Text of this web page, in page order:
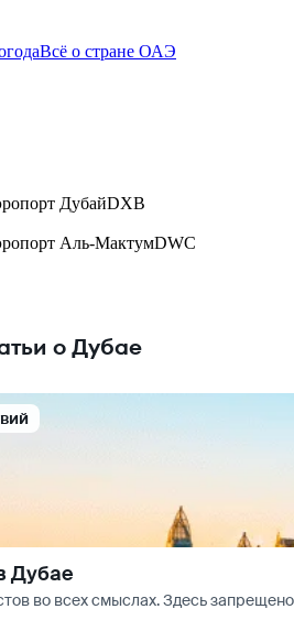
Всё о стране ОАЭ
ДубайDXB
Аль-МактумDWC
о Дубае
Дубае
во всех смыслах. Здесь